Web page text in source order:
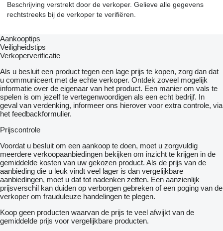
Beschrijving verstrekt door de verkoper. Gelieve alle gegevens
rechtstreeks bij de verkoper te verifiëren.
Aankooptips
Veiligheidstips
Verkoperverificatie
Als u besluit een product tegen een lage prijs te kopen, zorg dan dat
u communiceert met de echte verkoper. Ontdek zoveel mogelijk
informatie over de eigenaar van het product. Een manier om vals te
spelen is om jezelf te vertegenwoordigen als een echt bedrijf. In
geval van verdenking, informeer ons hierover voor extra controle, via
het feedbackformulier.
Prijscontrole
Voordat u besluit om een ​​aankoop te doen, moet u zorgvuldig
meerdere verkoopaanbiedingen bekijken om inzicht te krijgen in de
gemiddelde kosten van uw gekozen product. Als de prijs van de
aanbieding die u leuk vindt veel lager is dan vergelijkbare
aanbiedingen, moet u dat tot nadenken zetten. Een aanzienlijk
prijsverschil kan duiden op verborgen gebreken of een poging van de
verkoper om frauduleuze handelingen te plegen.
Koop geen producten waarvan de prijs te veel afwijkt van de
gemiddelde prijs voor vergelijkbare producten.